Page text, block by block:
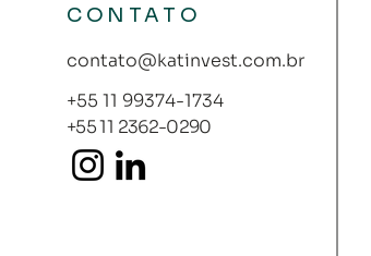
CONTATO
contato@katinvest.com.br
+55 11 99374-1734
+55 11 2362-0290